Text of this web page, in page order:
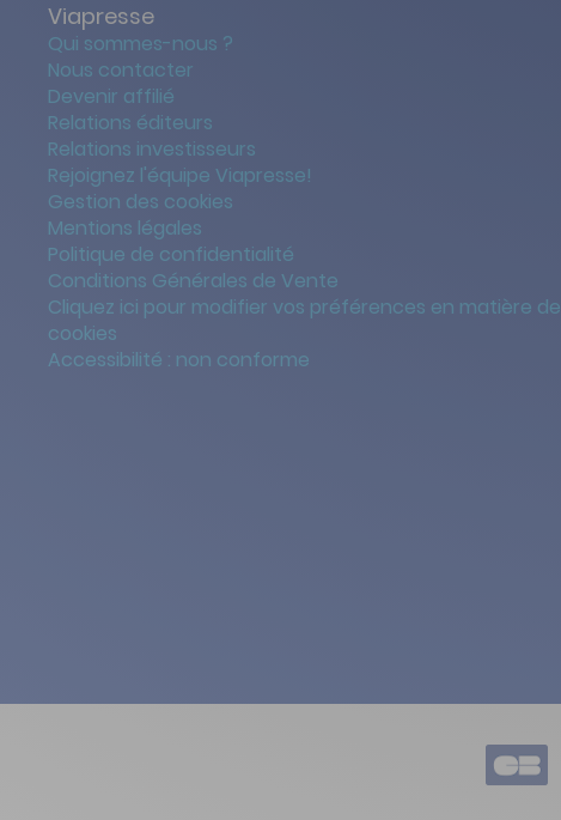
Viapresse
Qui sommes-nous ?
Nous contacter
Devenir affilié
Relations éditeurs
Relations investisseurs
Rejoignez l'équipe Viapresse!
Gestion des cookies
Mentions légales
Politique de confidentialité
Conditions Générales de Vente
Cliquez ici pour modifier vos préférences en matière de
cookies
Accessibilité : non conforme